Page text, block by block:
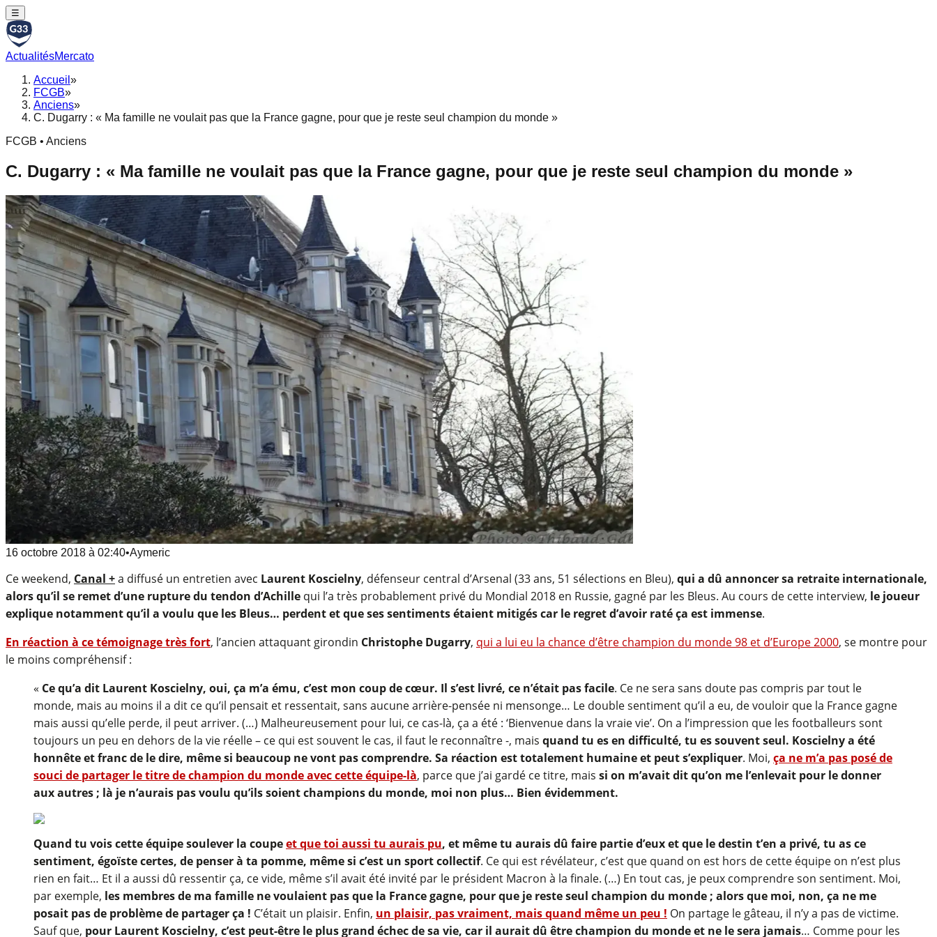
☰
ActualitésMercato
Accueil »
FCGB»
Anciens»
C. Dugarry : « Ma famille ne voulait pas que la France gagne, pour que je reste seul champion du monde »
FCGB • Anciens
C. Dugarry : « Ma famille ne voulait pas que la France gagne, pour que je reste seul champion du monde »
16 octobre 2018 à 02:40•Aymeric
Ce weekend, Canal +a diffusé un entretien avec Laurent Koscielny, défenseur central d’Arsenal (33 ans, 51 sélections en Bleu), qui a dû annoncer sa retraite internationale,
alors qu’il se remet d’une rupture du tendon d’Achille qui l’a très probablement privé du Mondial 2018 en Russie, gagné par les Bleus. Au cours de cette interview, le joueur
explique notamment qu’il a voulu que les Bleus… perdent et que ses sentiments étaient mitigés car le regret d’avoir raté ça est immense.
En réaction à ce témoignage très fort, l’ancien attaquant girondin Christophe Dugarry, qui a lui eu la chance d’être champion du monde 98 et d’Europe 2000, se montre pour
le moins compréhensif :
« Ce qu’a dit Laurent Koscielny, oui, ça m’a ému, c’est mon coup de cœur. Il s’est livré, ce n’était pas facile. Ce ne sera sans doute pas compris par tout le
monde, mais au moins il a dit ce qu’il pensait et ressentait, sans aucune arrière-pensée ni mensonge… Le double sentiment qu’il a eu, de vouloir que la France gagne
mais aussi qu’elle perde, il peut arriver. (…) Malheureusement pour lui, ce cas-là, ça a été : ‘Bienvenue dans la vraie vie’. On a l’impression que les footballeurs sont
toujours un peu en dehors de la vie réelle – ce qui est souvent le cas, il faut le reconnaître -, mais quand tu es en difficulté, tu es souvent seul. Koscielny a été
honnête et franc de le dire, même si beaucoup ne vont pas comprendre. Sa réaction est totalement humaine et peut s’expliquer. Moi, ça ne m’a pas posé de
souci de partager le titre de champion du monde avec cette équipe-là, parce que j’ai gardé ce titre, mais si on m’avait dit qu’on me l’enlevait pour le donner
aux autres ; là je n’aurais pas voulu qu’ils soient champions du monde, moi non plus… Bien évidemment.
Quand tu vois cette équipe soulever la coupeet que toi aussi tu aurais pu, et même tu aurais dû faire partie d’eux et que le destin t’en a privé, tu as ce
sentiment, égoïste certes, de penser à ta pomme, même si c’est un sport collectif. Ce qui est révélateur, c’est que quand on est hors de cette équipe on n’est plus
rien en fait… Et il a aussi dû ressentir ça, ce vide, même s’il avait été invité par le président Macron à la finale. (…) En tout cas, je peux comprendre son sentiment. Moi,
par exemple, les membres de ma famille ne voulaient pas que la France gagne, pour que je reste seul champion du monde ; alors que moi, non, ça ne me
posait pas de problème de partager ça ! C’était un plaisir. Enfin, un plaisir, pas vraiment, mais quand même un peu ! On partage le gâteau, il n’y a pas de victime.
Sauf que, pour Laurent Koscielny, c’est peut-être le plus grand échec de sa vie, car il aurait dû être champion du monde et ne le sera jamais… Comme pour les